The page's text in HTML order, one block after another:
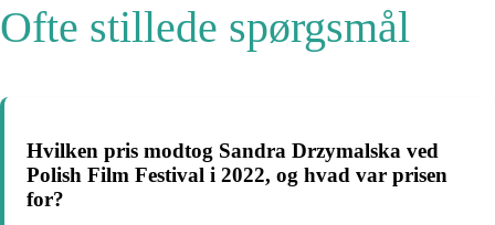
Ofte stillede spørgsmål
Hvilken pris modtog Sandra Drzymalska ved
Polish Film Festival i 2022, og hvad var prisen
for?